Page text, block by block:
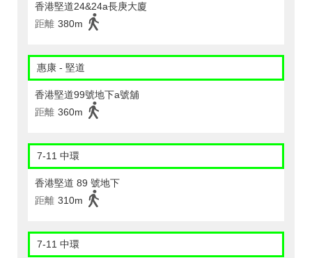
香港堅道24&24a長庚大廈
距離 380m
惠康 - 堅道
香港堅道99號地下a號舖
距離 360m
7-11 中環
香港堅道 89 號地下
距離 310m
7-11 中環